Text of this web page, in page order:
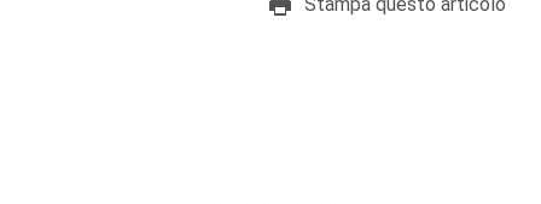
Stampa questo articolo